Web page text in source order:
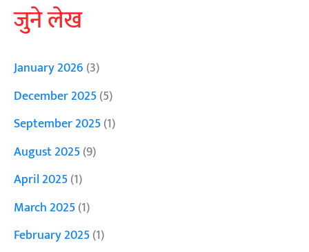
जुने लेख
January 2026 (3)
December 2025(5)
September 2025(1)
August 2025(9)
April 2025(1)
March 2025(1)
February 2025(1)